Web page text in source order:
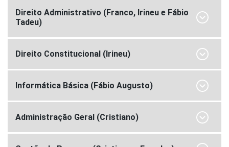
Direito Administrativo (Franco, Irineu e Fábio
Tadeu)
Direito Constitucional (Irineu)
Informática Básica (Fábio Augusto)
Administração Geral (Cristiano)